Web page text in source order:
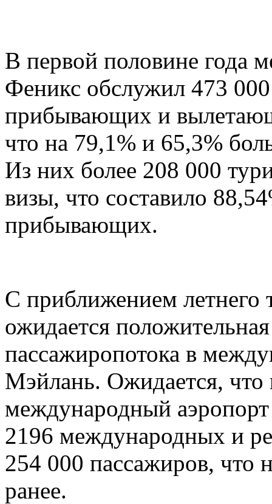
В первой половине года
Феникс обслужил 473
прибывающих и
что на 79,1% и 65,3%
Из них более 208 000
визы, что составило
прибывающих.
С приближением летнего
ожидается
пассажиропотока в
Мэйлань. Ожидается, что
международный
2196 международных и
254 000 пассажиров, что
ранее.